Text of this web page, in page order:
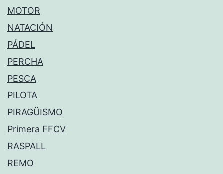
MOTOR
NATACIÓN
PÁDEL
PERCHA
PESCA
PILOTA
PIRAGÜISMO
Primera FFCV
RASPALL
REMO